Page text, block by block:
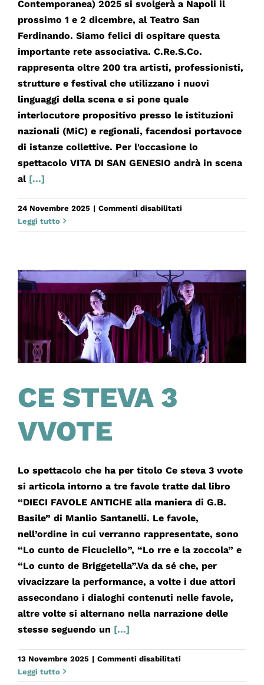
Contemporanea) 2025 si svolgerà a Napoli il
prossimo 1 e 2 dicembre, al Teatro San
Ferdinando. Siamo felici di ospitare questa
importante rete associativa. C.Re.S.Co.
rappresenta oltre 200 tra artisti, professionisti,
strutture e festival che utilizzano i nuovi
linguaggi della scena e si pone quale
interlocutore propositivo presso le istituzioni
nazionali (MiC) e regionali, facendosi portavoce
di istanze collettive. Per l'occasione lo
spettacolo VITA DI SAN GENESIO andrà in scena
al [...]
24 Novembre 2025 | Commenti disabilitatisu
DI
per
C.Re.S.Co.
Leggi tutto
CE STEVA 3
VVOTE
Lo spettacolo che ha per titolo Ce steva 3 vvote
si articola intorno a tre favole tratte dal libro
“DIECI FAVOLE ANTICHE alla maniera di G.B.
Basile” di Manlio Santanelli. Le favole,
nell’ordine in cui verranno rappresentate, sono
“Lo cunto de Ficuciello”, “Lo rre e la zoccola” e
“Lo cunto de Briggetella”.Va da sé che, per
vivacizzare la performance, a volte i due attori
assecondano i dialoghi contenuti nelle favole,
altre volte si alternano nella narrazione delle
stesse seguendo un [...]
13 Novembre 2025 | Commenti disabilitatisu
Leggi tutto